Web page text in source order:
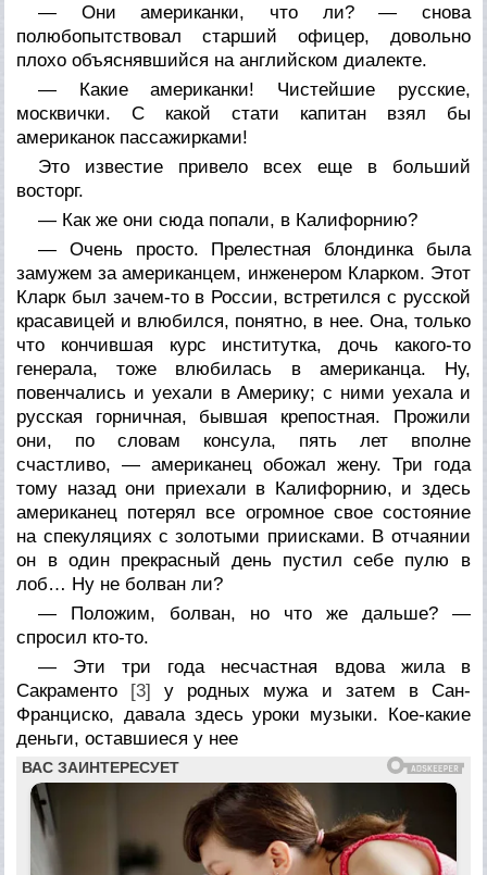
— Они американки, что ли? — снова
полюбопытствовал старший офицер, довольно
плохо объяснявшийся на английском диалекте.
— Какие американки! Чистейшие русские,
москвички. С какой стати капитан взял бы
американок пассажирками!
Это известие привело всех еще в больший
восторг.
— Как же они сюда попали, в Калифорнию?
— Очень просто. Прелестная блондинка была
замужем за американцем, инженером Кларком. Этот
Кларк был зачем-то в России, встретился с русской
красавицей и влюбился, понятно, в нее. Она, только
что кончившая курс институтка, дочь какого-то
генерала, тоже влюбилась в американца. Ну,
повенчались и уехали в Америку; с ними уехала и
русская горничная, бывшая крепостная. Прожили
они, по словам консула, пять лет вполне
счастливо, — американец обожал жену. Три года
тому назад они приехали в Калифорнию, и здесь
американец потерял все огромное свое состояние
на спекуляциях с золотыми приисками. В отчаянии
он в один прекрасный день пустил себе пулю в
лоб… Ну не болван ли?
— Положим, болван, но что же дальше? —
спросил кто-то.
— Эти три года несчастная вдова жила в
Сакраменто [3] у родных мужа и затем в Сан-
Франциско, давала здесь уроки музыки. Кое-какие
деньги, оставшиеся у нее